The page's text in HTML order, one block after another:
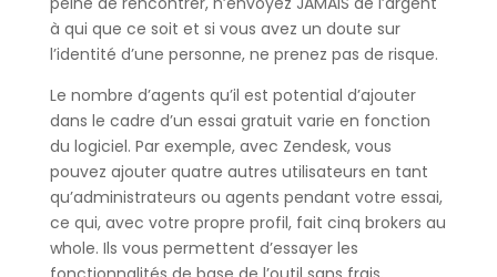
à qui que ce soit et si vous avez un doute sur
l’identité d’une personne, ne prenez pas de risque.
Le nombre d’agents qu’il est potential d’ajouter
dans le cadre d’un essai gratuit varie en fonction
du logiciel. Par exemple, avec Zendesk, vous
pouvez ajouter quatre autres utilisateurs en tant
qu’administrateurs ou agents pendant votre essai,
ce qui, avec votre propre profil, fait cinq brokers au
whole. Ils vous permettent d’essayer les